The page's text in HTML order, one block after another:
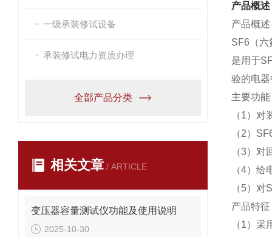
一级承装修试设备
承装修试电力资质办理
全部产品分类
相关文章 / ARTICLE
变压器容量测试仪功能及使用说明
2025-10-30
产品概述
产品概述
SF6（六
是用于
验的电
主要功能
（1）
（2）
（3）
（4）
（5）
产品特征
（1）